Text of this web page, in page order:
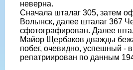
неверна.
Сначала шталаг 305, затем
Волынск, далее шталаг 367
сфотографирован. Далее
Майор Щербаков дважды
побег, очевидно, успешный -
репатриирован по данным